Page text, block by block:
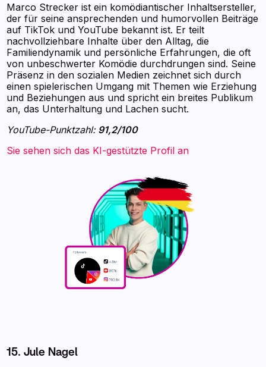
Marco Strecker ist ein komödiantischer Inhaltsersteller,
der für seine ansprechenden und humorvollen Beiträge
auf TikTok und YouTube bekannt ist. Er teilt
nachvollziehbare Inhalte über den Alltag, die
Familiendynamik und persönliche Erfahrungen, die oft
von unbeschwerter Komödie durchdrungen sind. Seine
Präsenz in den sozialen Medien zeichnet sich durch
einen spielerischen Umgang mit Themen wie Erziehung
und Beziehungen aus und spricht ein breites Publikum
an, das Unterhaltung und Lachen sucht.
YouTube-Punktzahl:91,2/100
Sie sehen sich das KI-gestützte Profil an
15. Jule Nagel